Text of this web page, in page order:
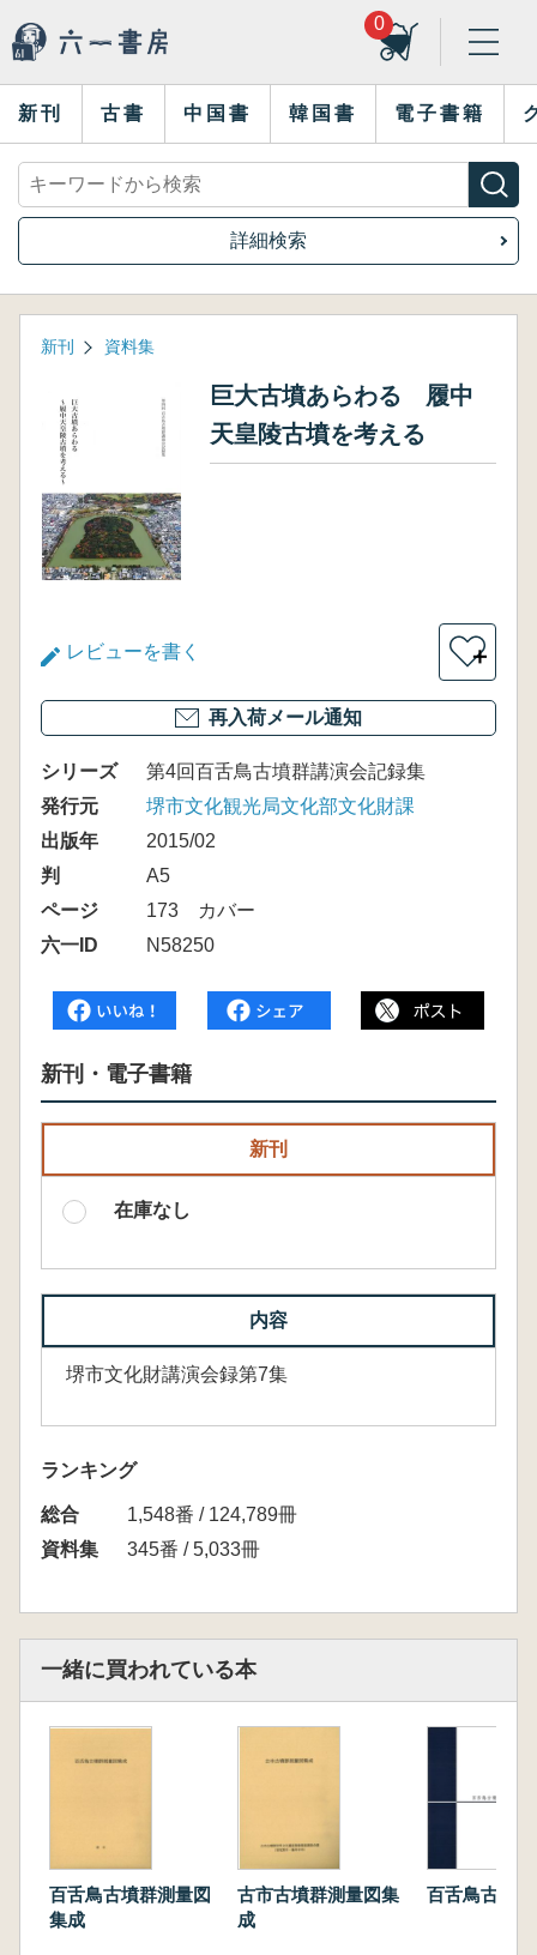
0
新刊 古書 中国書 韓国書 電子書籍
詳細検索
新刊 資料集
巨大古墳あらわる 履中
天皇陵古墳を考える
レビューを書く ＋
再入荷メール通知
シリーズ
第4回百舌鳥古墳群講演会記録集
発行元
堺市文化観光局文化部文化財課
出版年
2015/02
判
A5
ページ
173 カバー
六一ID
N58250
新刊・電子書籍
新刊
在庫なし
内容
堺市文化財講演会録第7集
ランキング
総合
1,548番 / 124,789冊
資料集
345番 / 5,033冊
一緒に買われている本
百舌鳥古墳群測量図
集成
古市古墳群測量図集
成
百舌鳥古墳